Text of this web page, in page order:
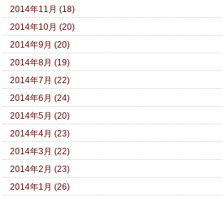
2014年11月 (18)
2014年10月 (20)
2014年9月 (20)
2014年8月 (19)
2014年7月 (22)
2014年6月 (24)
2014年5月 (20)
2014年4月 (23)
2014年3月 (22)
2014年2月 (23)
2014年1月 (26)